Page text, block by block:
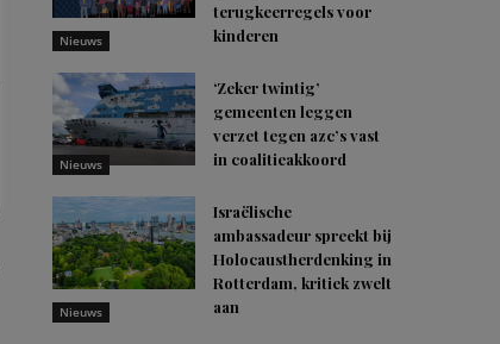
Nieuws
terugkeerregels voor
kinderen
Nieuws
‘Zeker twintig’
gemeenten leggen
verzet tegen azc’s vast
in coalitieakkoord
Nieuws
Israëlische
ambassadeur spreekt bij
Holocaustherdenking in
Rotterdam, kritiek zwelt
aan